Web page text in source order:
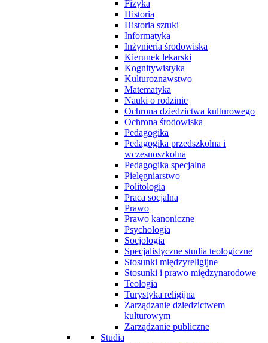
Fizyka
Historia
Historia sztuki
Informatyka
Inżynieria środowiska
Kierunek lekarski
Kognitywistyka
Kulturoznawstwo
Matematyka
Nauki o rodzinie
Ochrona dziedzictwa kulturowego
Ochrona środowiska
Pedagogika
Pedagogika przedszkolna i
wczesnoszkolna
Pedagogika specjalna
Pielęgniarstwo
Politologia
Praca socjalna
Prawo
Prawo kanoniczne
Psychologia
Socjologia
Specjalistyczne studia teologiczne
Stosunki międzyreligijne
Stosunki i prawo międzynarodowe
Teologia
Turystyka religijna
Zarządzanie dziedzictwem
kulturowym
Zarządzanie publiczne
Studia